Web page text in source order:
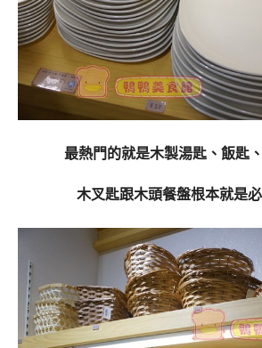
最熱門的就是木製湯匙、飯匙
木叉匙跟木頭餐盤根本就是